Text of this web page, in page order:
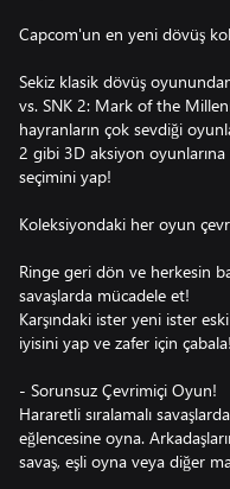
Capcom'un en yeni dövüş
Sekiz klasik dövüş
vs. SNK 2: Mark of the
hayranların çok sevdiği
2 gibi 3D aksiyon
seçimini yap!
Koleksiyondaki her oyun
Ringe geri dön ve herkesin
savaşlarda mücadele et!
Karşındaki ister yeni ister
iyisini yap ve zafer için çabala!
- Sorunsuz Çevrimiçi Oyun!
Hararetli sıralamalı
eğlencesine oyna.
savaş, eşli oyna veya diğer